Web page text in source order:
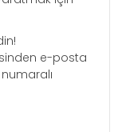
e-posta